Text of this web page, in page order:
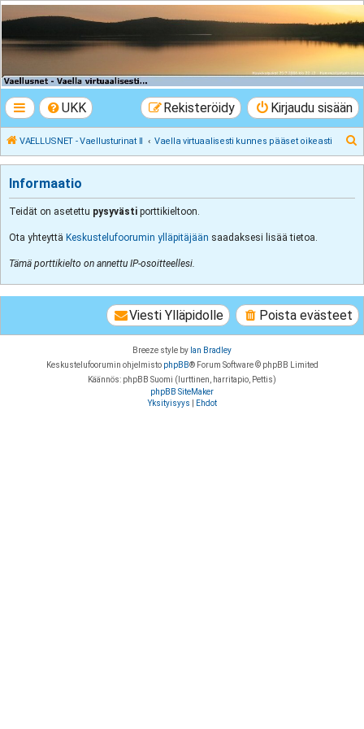
VAELLUSNET -
Vaellusturinat II
UKK Kirjaudu sisään
Rekisteröidy
VAELLUSNET - Vaellusturinat II Vaella virtuaalisesti kunnes pääset oikeasti
Informaatio
Teidät on asetettu pysyvästi porttikieltoon.
Ota yhteyttä Keskustelufoorumin ylläpitäjään saadaksesi lisää tietoa.
Tämä porttikielto on annettu IP-osoitteellesi.
Poista evästeet
Viesti Ylläpidolle
Breeze style by Ian Bradley
Keskustelufoorumin ohjelmisto phpBB® Forum Software © phpBB Limited
Käännös: phpBB Suomi (lurttinen, harritapio, Pettis)
phpBB SiteMaker
Yksityisyys
Ehdot